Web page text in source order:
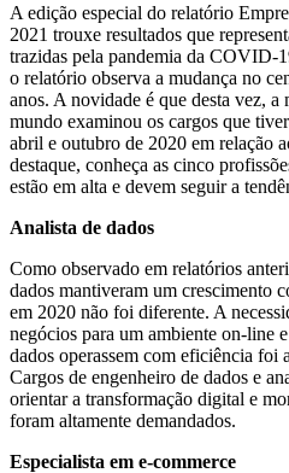
A edição especial do relatório
2021 trouxe resultados que
trazidas pela pandemia da COVID-
o relatório observa a mudança no
anos. A novidade é que desta vez,
mundo examinou os cargos que
abril e outubro de 2020 em relação
destaque, conheça as cinco
estão em alta e devem seguir a
Analista de dados
Como observado em relatórios
dados mantiveram um crescimento
em 2020 não foi diferente. A
negócios para um ambiente on-line
dados operassem com eficiência foi
Cargos de engenheiro de dados e
orientar a transformação digital e
foram altamente demandados.
Especialista em e-commerce